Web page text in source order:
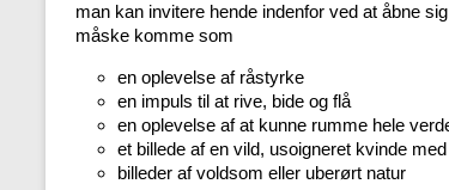
man kan invitere hende indenfor ved at åbne
måske komme som
en oplevelse af råstyrke
en impuls til at rive, bide og flå
en oplevelse af at kunne rumme hele
et billede af en vild, usoigneret kvinde
billeder af voldsom eller uberørt natur